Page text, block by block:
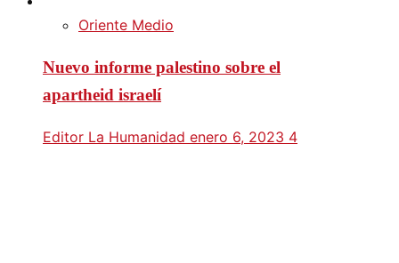
Oriente Medio
Nuevo informe palestino sobre el
apartheid israelí
Editor La Humanidad enero 6, 2023 4